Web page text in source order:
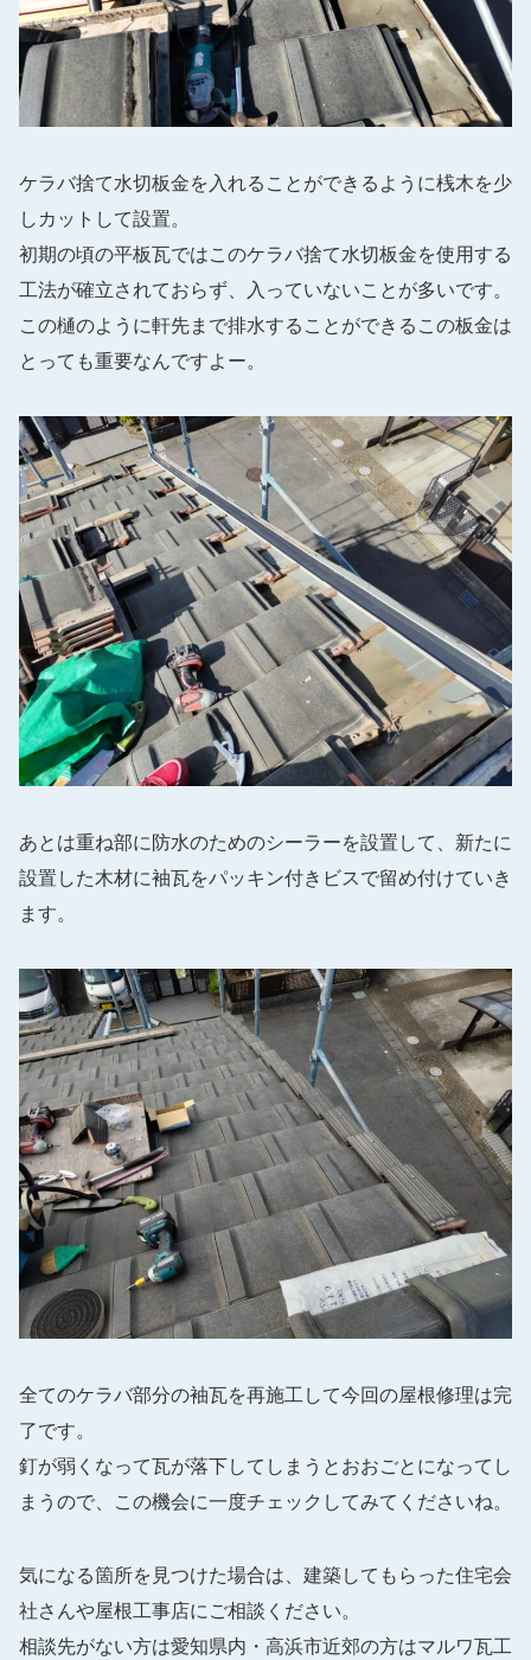
ケラバ捨て水切板金を入れることができるように桟木を少
しカットして設置。
初期の頃の平板瓦ではこのケラバ捨て水切板金を使用する
工法が確立されておらず、入っていないことが多いです。
この樋のように軒先まで排水することができるこの板金は
とっても重要なんですよー。
あとは重ね部に防水のためのシーラーを設置して、新たに
設置した木材に袖瓦をパッキン付きビスで留め付けていき
ます。
全てのケラバ部分の袖瓦を再施工して今回の屋根修理は完
了です。
釘が弱くなって瓦が落下してしまうとおおごとになってし
まうので、この機会に一度チェックしてみてくださいね。
気になる箇所を見つけた場合は、建築してもらった住宅会
社さんや屋根工事店にご相談ください。
相談先がない方は愛知県内・高浜市近郊の方はマルワ瓦工